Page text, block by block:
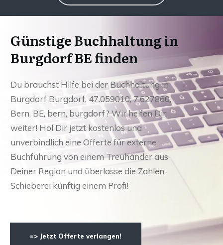
Günstige Buchhaltung in
Burgdorf BE finden
Du brauchst Hilfe bei der Buchhaltung in
Burgdorf Burgdorf, 47.059010, 7.627860,
Bern, BE, bern, burgdorf? Wir helfen Dir
weiter! Hol Dir jetzt kostenlos und
unverbindlich eine Offerte für externe
Buchführung von einem Treuhänder aus
Deiner Region und überlasse die Zahlen-
Schieberei künftig einem Profi!
=> Jetzt Offerte verlangen!